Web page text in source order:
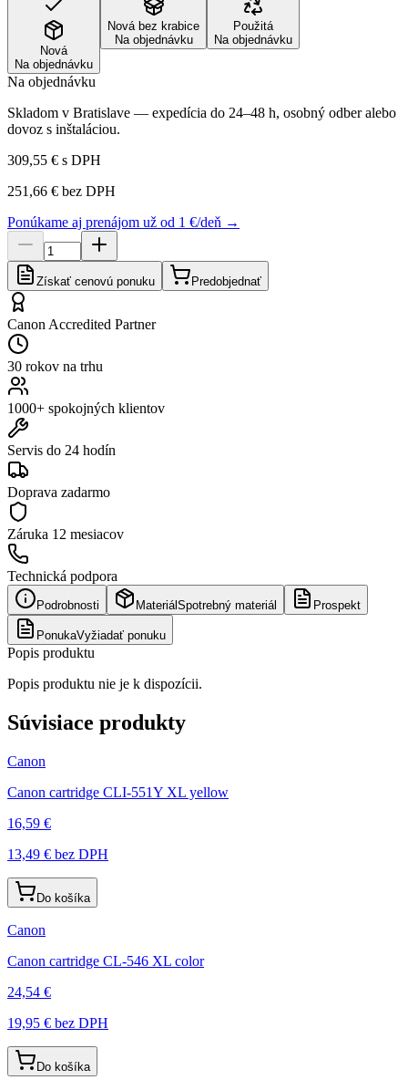
Nová
Na objednávku
Nová bez krabice
Na objednávku
Použitá
Na objednávku
Na objednávku
Skladom v Bratislave — expedícia do 24–48 h, osobný odber alebo
dovoz s inštaláciou.
309,55 € s DPH
251,66 € bez DPH
Ponúkame aj prenájom už od 1 €/deň →
Získať cenovú ponuku Predobjednať
Canon Accredited Partner
30 rokov na trhu
1000+ spokojných klientov
Servis do 24 hodín
Doprava zadarmo
Záruka 12 mesiacov
Technická podpora
Podrobnosti Materiál Spotrebný materiál Prospekt
PonukaVyžiadať ponuku
Popis produktu
Popis produktu nie je k dispozícii.
Súvisiace produkty
Canon
Canon cartridge CLI-551Y XL yellow
16,59 €
13,49 € bez DPH
Do košíka
Canon
Canon cartridge CL-546 XL color
24,54 €
19,95 € bez DPH
Do košíka